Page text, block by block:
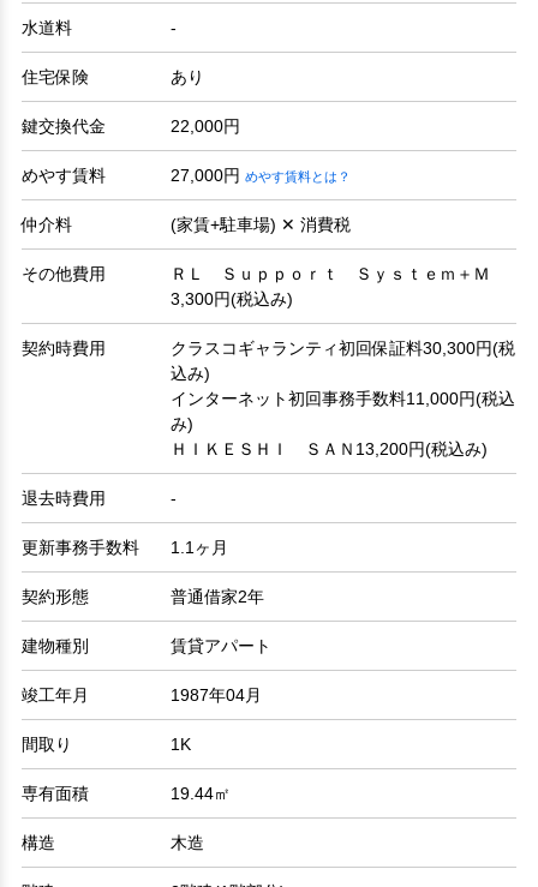
水道料 -
住宅保険 あり
鍵交換代金 22,000円
めやす賃料 27,000円 めやす賃料とは？
仲介料 (家賃+駐車場) ✕ 消費税
その他費用
ＲＬ Ｓｕｐｐｏｒｔ Ｓｙｓｔｅｍ＋Ｍ
3,300円(税込み)
契約時費用
クラスコギャランティ初回保証料30,300円(税
込み)
インターネット初回事務手数料11,000円(税込
み)
ＨＩＫＥＳＨＩ ＳＡＮ13,200円(税込み)
退去時費用 -
更新事務手数料 1.1ヶ月
契約形態 普通借家2年
建物種別 賃貸アパート
竣工年月 1987年04月
間取り 1K
専有面積 19.44㎡
構造 木造